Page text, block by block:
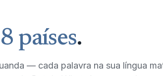
8 países.
— cada palavra na sua língua